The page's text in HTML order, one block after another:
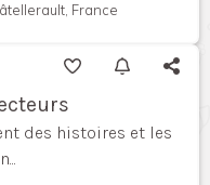
France
des histoires et les